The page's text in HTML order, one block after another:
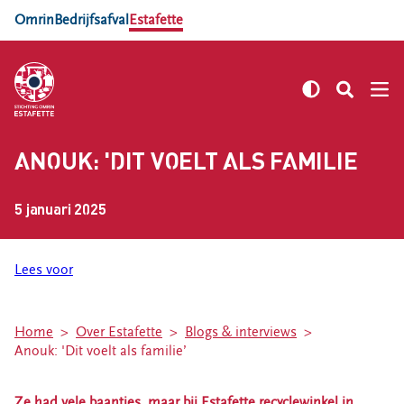
OmrinBedrijfsafval Estafette
Estafette recyclewinkel Sneek
Estafette vind je op 7 locaties in Friesland
Estafette recyclewinkel Sint
Estafette Recycle Boulevard Leeuwarden
ANOUK: 'DIT VOELT ALS FAMILIE’
5 januari 2025
Lees voor
Home Over Estafette
Blogs & interviews
Anouk: 'Dit voelt als familie’